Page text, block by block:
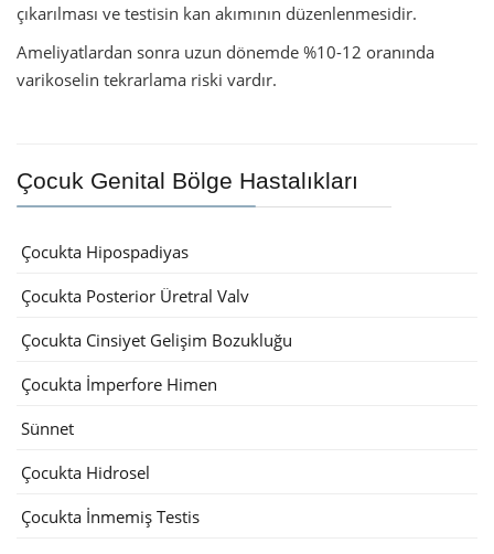
çıkarılması ve testisin kan akımının düzenlenmesidir.
Ameliyatlardan sonra uzun dönemde %10-12 oranında
varikoselin tekrarlama riski vardır.
Çocuk Genital Bölge Hastalıkları
Çocukta Hipospadiyas
Çocukta Posterior Üretral Valv
Çocukta Cinsiyet Gelişim Bozukluğu
Çocukta İmperfore Himen
Sünnet
Çocukta Hidrosel
Çocukta İnmemiş Testis